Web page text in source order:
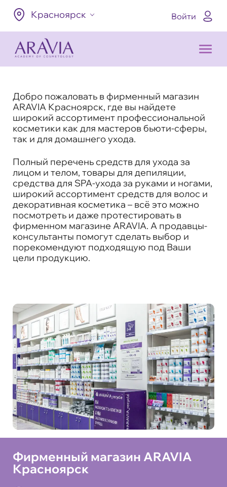
Красноярск Войти
Добро пожаловать в фирменный магазин
ARAVIA Красноярск, где вы найдете
широкий ассортимент профессиональной
косметики как для мастеров бьюти-сферы,
так и для домашнего ухода.
Полный перечень средств для ухода за
лицом и телом, товары для депиляции,
средства для SPA-ухода за руками и ногами,
широкий ассортимент средств для волос и
декоративная косметика – всё это можно
посмотреть и даже протестировать в
фирменном магазине ARAVIA. А продавцы-
консультанты помогут сделать выбор и
порекомендуют подходящую под Ваши
цели продукцию.
Фирменный магазин ARAVIA
Красноярск